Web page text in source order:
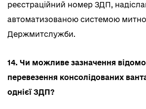
реєстраційний номер ЗДП,
автоматизованою системою
Держмитслужби.
14. Чи можливе зазначення
перевезення консолідованих
однієї ЗДП?